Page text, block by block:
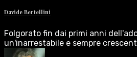
Davide Bertellini
Folgorato fin dai primi anni
un'inarrestabile e sempre